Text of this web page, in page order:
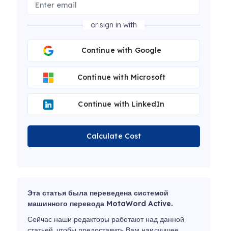
or sign in with
Continue with Google
Continue with Microsoft
Continue with LinkedIn
Calculate Cost
Эта статья была переведена системой
машинного перевода MotaWord Active.
Сейчас наши редакторы работают над данной